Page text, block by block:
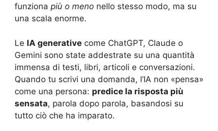
funziona più o meno nello stesso modo, ma su
una scala enorme.
Le IA generative come ChatGPT, Claude o
Gemini sono state addestrate su una quantità
immensa di testi, libri, articoli e conversazioni.
Quando tu scrivi una domanda, l’IA non «pensa»
come una persona: predice la risposta più
sensata, parola dopo parola, basandosi su
tutto ciò che ha imparato.